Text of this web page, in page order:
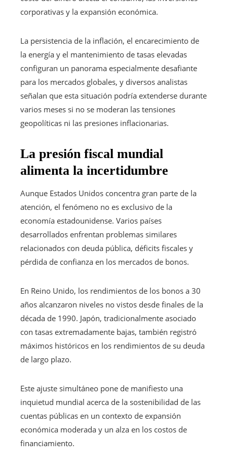
corporativas y la expansión económica.
La persistencia de la inflación, el encarecimiento de
la energía y el mantenimiento de tasas elevadas
configuran un panorama especialmente desafiante
para los mercados globales, y diversos analistas
señalan que esta situación podría extenderse durante
varios meses si no se moderan las tensiones
geopolíticas ni las presiones inflacionarias.
La presión fiscal mundial
alimenta la incertidumbre
Aunque Estados Unidos concentra gran parte de la
atención, el fenómeno no es exclusivo de la
economía estadounidense. Varios países
desarrollados enfrentan problemas similares
relacionados con deuda pública, déficits fiscales y
pérdida de confianza en los mercados de bonos.
En Reino Unido, los rendimientos de los bonos a 30
años alcanzaron niveles no vistos desde finales de la
década de 1990. Japón, tradicionalmente asociado
con tasas extremadamente bajas, también registró
máximos históricos en los rendimientos de su deuda
de largo plazo.
Este ajuste simultáneo pone de manifiesto una
inquietud mundial acerca de la sostenibilidad de las
cuentas públicas en un contexto de expansión
económica moderada y un alza en los costos de
financiamiento.